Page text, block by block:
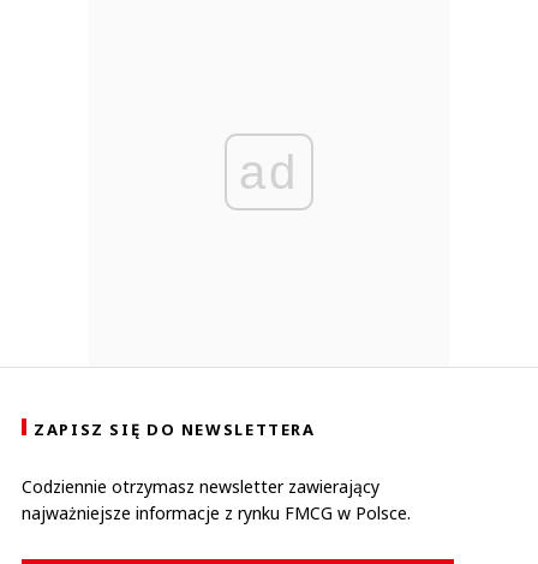
ad
ZAPISZ SIĘ DO NEWSLETTERA
Codziennie otrzymasz newsletter zawierający
najważniejsze informacje z rynku FMCG w Polsce.